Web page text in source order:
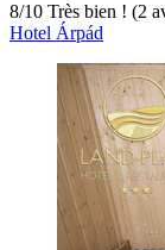
8/10 Très bien ! (2
Hotel Árpád